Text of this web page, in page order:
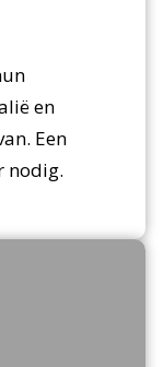
en
Een
nodig.